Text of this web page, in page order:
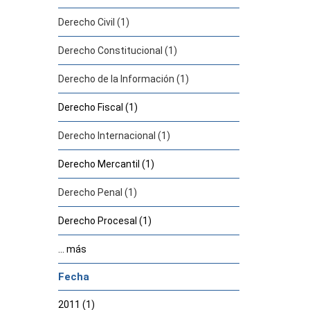
Derecho Civil (1)
Derecho Constitucional (1)
Derecho de la Información (1)
Derecho Fiscal (1)
Derecho Internacional (1)
Derecho Mercantil (1)
Derecho Penal (1)
Derecho Procesal (1)
... más
Fecha
2011 (1)